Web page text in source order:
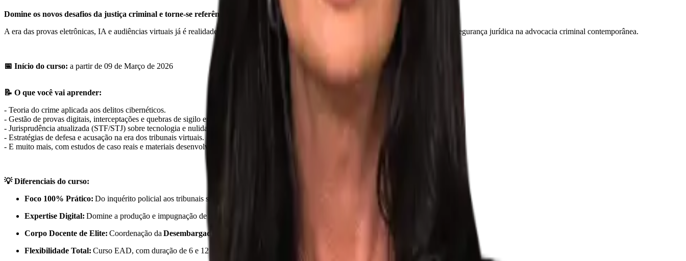
Domine os novos desafios da justiça criminal e torne-se referência em processos penais digitais
A era das provas eletrônicas, IA e audiências virtuais já é realidade. Esta especialização entrega o domínio técnico necessário para atuar com segurança jurídica na advocacia criminal contemporânea.
📅 Início do curso: a partir de 09 de Março de 2026
📝 O que você vaiaprender:
- Teoria do crime aplicada aos delitos cibernéticos.
- Gestão de provas digitais, interceptações e quebras de sigilo em nuvem.
- Jurisprudência atualizada (STF/STJ) sobre tecnologia e nulidades.
- Estratégias de defesa e acusação na era dos tribunais virtuais.
- E muito mais, com estudos de caso reais e materiais desenvolvidos por especialistas atuantes no sistema de justiça criminal.
💡 Diferenciais do curso:
Foco 100% Prático: Do inquérito policial aos tribunais superiores.
Expertise Digital: Domine a produção e impugnação de provas eletrônicas e crimes cibernéticos.
Corpo Docente de Elite: Coordenação daDesembargadora Ivana David (TJ/SP)
Flexibilidade Total: Curso EAD, com duração de 6 e 12 meses, estudando onde e quando quiser.